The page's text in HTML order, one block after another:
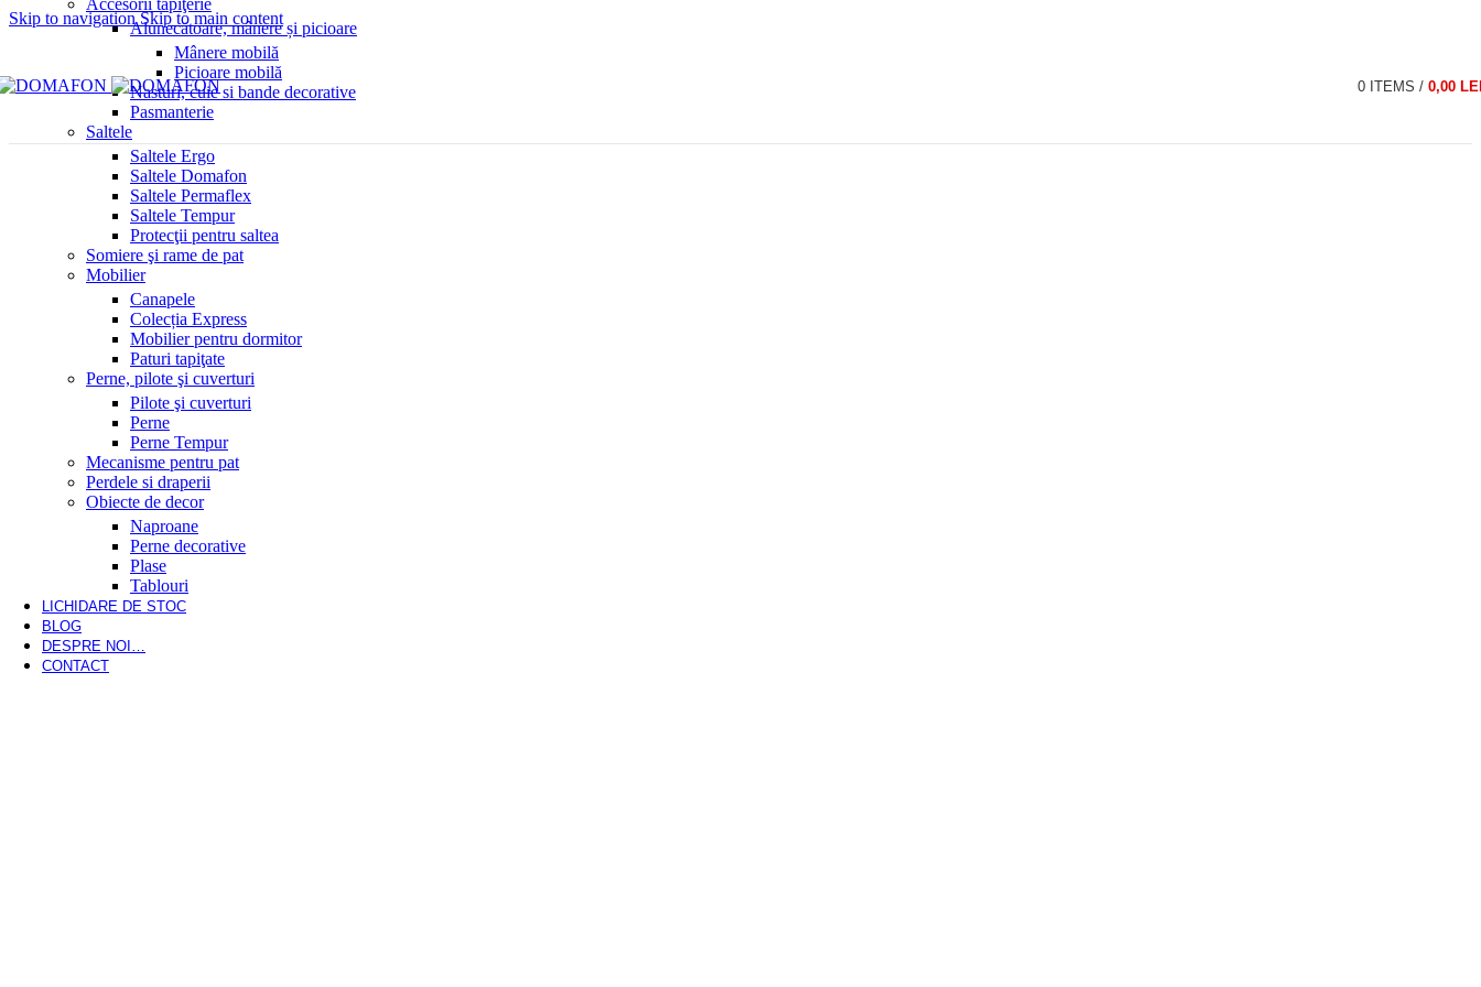
Skip to navigationSkip to main content
0 ITEMS / 0,00
Accesorii tapiţerie
Alunecătoare, mânere și picioare
Mânere mobilă
Picioare mobilă
Nasturi, cuie si bande decorative
Pasmanterie
Saltele
Saltele Ergo
Saltele Domafon
Saltele Permaflex
Saltele Tempur
Protecţii pentru saltea
Somiere şi rame de pat
Mobilier
Canapele
Colecția Express
Mobilier pentru dormitor
Paturi tapiţate
Perne, pilote şi cuverturi
Pilote şi cuverturi
Perne
Perne Tempur
Mecanisme pentru pat
Perdele si draperii
Obiecte de decor
Naproane
Perne decorative
Plase
Tablouri
LICHIDARE DE STOC
BLOG
DESPRE NOI…
CONTACT